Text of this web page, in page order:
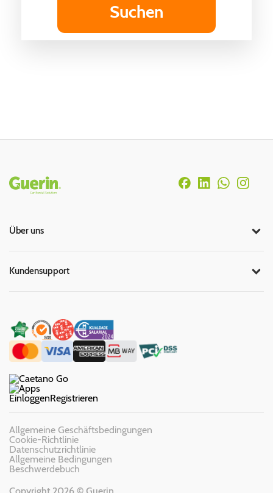
Rodapé
Über uns
Kundensupport
EinloggenRegistrieren
Allgemeine Geschäftsbedingungen
Cookie-Richtlinie
Datenschutzrichtlinie
Allgemeine Bedingungen
Beschwerdebuch